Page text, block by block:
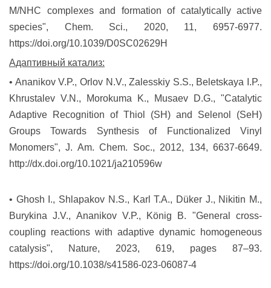
M/NHC complexes and formation of catalytically active
species", Chem. Sci., 2020, 11, 6957-6977.
https://doi.org/10.1039/D0SC02629H
Адаптивный катализ:
• Ananikov V.P., Orlov N.V., Zalesskiy S.S., Beletskaya I.P.,
Khrustalev V.N., Morokuma K., Musaev D.G., "Catalytic
Adaptive Recognition of Thiol (SH) and Selenol (SeH)
Groups Towards Synthesis of Functionalized Vinyl
Monomers", J. Am. Chem. Soc., 2012, 134, 6637-6649.
http://dx.doi.org/10.1021/ja210596w
• Ghosh I., Shlapakov N.S., Karl T.A., Düker J., Nikitin M.,
Burykina J.V., Ananikov V.P., König B. "General cross-
coupling reactions with adaptive dynamic homogeneous
catalysis", Nature, 2023, 619, pages 87–93.
https://doi.org/10.1038/s41586-023-06087-4